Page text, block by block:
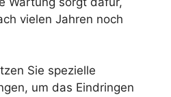
vielen Jahren noch
Sie spezielle
um das Eindringen